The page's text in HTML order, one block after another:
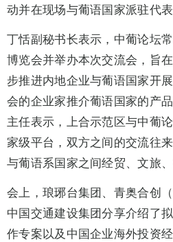
动并在现场与葡语国家派驻代表
丁恬副秘书长表示，中葡论坛
博览会并举办本次交流会，旨
步推进内地企业与葡语国家开
会的企业家推介葡语国家的产
主任表示，上合示范区与中葡
家级平台，双方之间的交流往
与葡语系国家之间经贸、文旅
会上，琅琊台集团、青奥合创
中国交通建设集团分享介绍了
作专案以及中国企业海外投资